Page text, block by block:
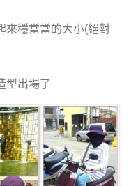
來穩當當的大小(絕對
型出場了